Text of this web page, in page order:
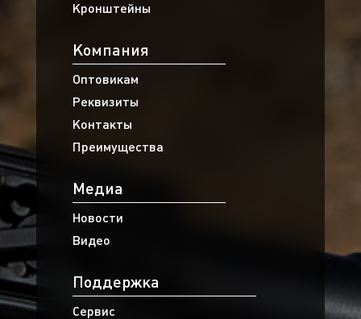
Кронштейны
Компания
Оптовикам
Реквизиты
Контакты
Преимущества
Медиа
Новости
Видео
Поддержка
Сервис